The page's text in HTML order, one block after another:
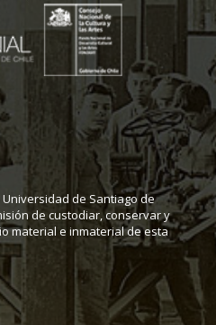
de Santiago de
de custodiar, conservar y
material e inmaterial de esta